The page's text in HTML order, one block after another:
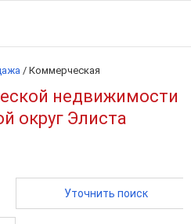
/ Коммерческая
недвижимости
округ Элиста
Уточнить поиск